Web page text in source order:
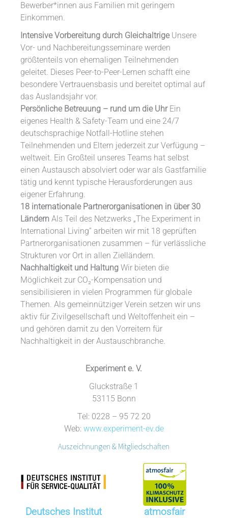
Bewerber*innen aus Familien mit geringem
Einkommen.
Intensive Vorbereitung durch GleichaltrigeUnsere
Vor- und Nachbereitungsseminare werden
größtenteils von ehemaligen Teilnehmenden
geleitet. Dieses Peer-to-Peer-Lernen schafft eine
besondere Vertrauensbasis und bereitet optimal auf
das Auslandsjahr vor.
Persönliche Betreuung – rund um die UhrEin
eigenes Health & Safety-Team und eine 24/7
deutschsprachige Notfall-Hotline stehen
Teilnehmenden und Eltern jederzeit zur Verfügung –
weltweit. Ein Großteil unseres Teams hat selbst
einen Austausch absolviert oder war als Gastfamilie
tätig und kennt typische Herausforderungen aus
eigener Erfahrung.
18 internationale Partnerorganisationen in über 30
Ländern Als Teil des Netzwerks „The Experiment in
International Living” arbeiten wir mit 18 geprüften
Partnerorganisationen zusammen – für verlässliche
Strukturen vor Ort in allen Zielländern.
Nachhaltigkeit und Haltung Wir bieten die
Möglichkeit zur CO₂-Kompensation und
sensibilisieren in vielen Programmen für globale
Themen. Als gemeinnütziger Verein setzen wir uns
aktiv für Zivilgesellschaft und Weltoffenheit ein –
und gehören damit zu den Vorreitern für
Nachhaltigkeit in der Austauschbranche.
Experiment e. V.
Gluckstraße 1
53115 Bonn
Tel: 0228 – 95 72 20
Web: www.experiment-ev.de
Auszeichnungen & Mitgliedschaften
Deutsches Institut atmosfair